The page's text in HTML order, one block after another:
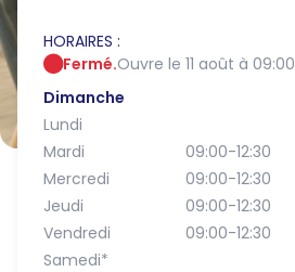
HORAIRES :
Fermé.Ouvre le 11 août à 09:00
Dimanche
Lundi
Mardi
09:00-12:30
Mercredi
09:00-12:30
Jeudi
09:00-12:30
Vendredi
09:00-12:30
Samedi*